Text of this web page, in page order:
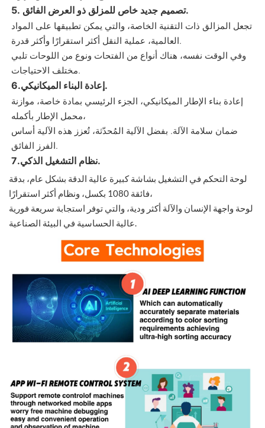
5. تصميم جديد خاص للمزلق ذو العرض الفائق.
تجعل المزالق ذات التقنية الخاصة، والتي يمكن تطبيقها على المواد
العالمية، عملية النقل أكثر استقرارًا وأكثر قدرة.
وفي الوقت نفسه، هناك أنواع من الفتحات ونوع من اللوحات تلبي
مختلف الاحتياجات.
6.إعادة البناء الميكانيكي.
إعادة بناء الإطار الميكانيكي، الجزء الرئيسي بمادة خاصة، موازنة
محمل الإطار بأكمله،
ضمان سلامة الآلة. بفضل الآلية المُحدّثة، تُعزز هذه الآلية أساس
الفرز الفائق.
7.نظام التشغيل الذكي.
لوحة التحكم في التشغيل بشاشة كبيرة عالية الدقة بشكل عام، بدقة
فائقة 1080 بكسل، ونظام أكثر استقرارًا،
لوحة واجهة الإنسان والآلة أكثر ودية، والتي توفر استجابة سريعة فورية
عالية الحساسية في البيئة الصناعية.